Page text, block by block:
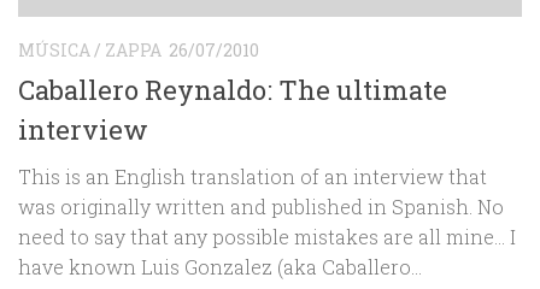
MÚSICA/ ZAPPA 26/07/2010
Caballero Reynaldo: The ultimate
interview
This is an English translation of an interview that
was originally written and published in Spanish. No
need to say that any possible mistakes are all mine… I
have known Luis Gonzalez (aka Caballero...